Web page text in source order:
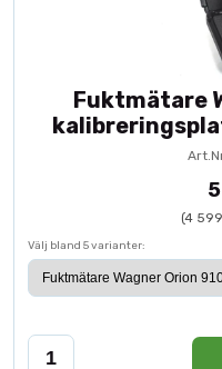
Fuktmätare
(4
Välj bland 5 varianter: